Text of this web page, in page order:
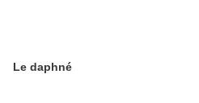
Le daphné